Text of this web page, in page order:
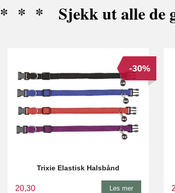
* * * Sjekk ut alle de
Trixie Elastisk Halsbånd
20,30
-30%
Les mer